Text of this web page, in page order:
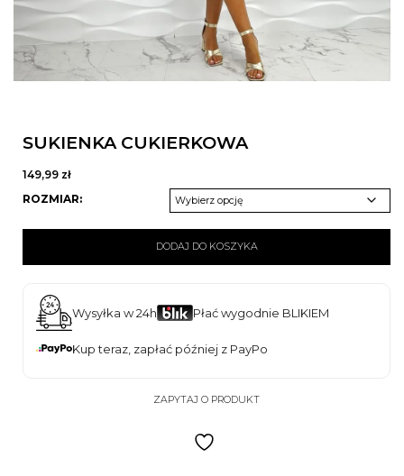
SUKIENKA CUKIERKOWA
149,99 zł
ROZMIAR:
ilość
DODAJ DO KOSZYKA
Wysyłka w 24h Płać wygodnie BLIKIEM
Kup teraz, zapłać później z PayPo
ZAPYTAJ O PRODUKT